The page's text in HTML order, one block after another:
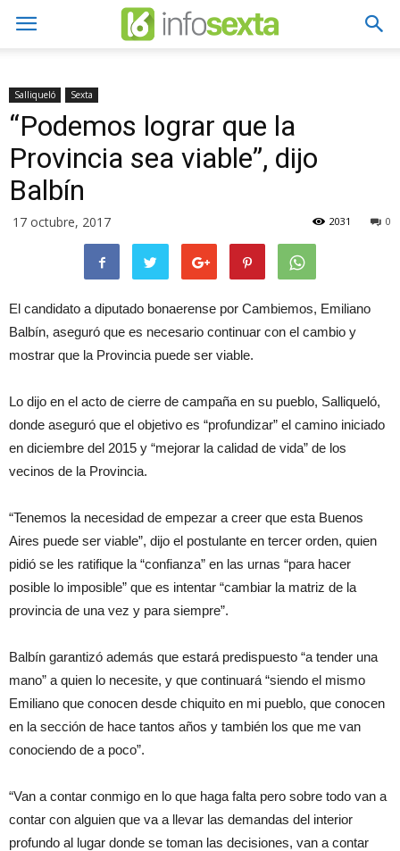
Salliqueló Sexta
“Podemos lograr que la
Provincia sea viable”, dijo
Balbín
17 octubre, 2017 0
2031
El candidato a diputado bonaerense por Cambiemos, Emiliano
Balbín, aseguró que es necesario continuar con el cambio y
mostrar que la Provincia puede ser viable.
Lo dijo en el acto de cierre de campaña en su pueblo, Salliqueló,
donde aseguró que el objetivo es “profundizar” el camino iniciado
en diciembre del 2015 y “mejorar la calidad de vida” de los
vecinos de la Provincia.
“Tenemos la necesidad de empezar a creer que esta Buenos
Aires puede ser viable”, dijo el postulante en tercer orden, quien
pidió se les ratifique la “confianza” en las urnas “para hacer
posible lo imposible” que es intentar “cambiar la matriz de la
provincia de una vez y para siempre”.
Balbín garantizó además que estará predispuesto “a tender una
mano” a quien lo necesite, y que continuará “siendo el mismo
Emiliano que conocen desde chiquito en mi pueblo, que conocen
en la sección de hace tantos años y también los que me van
conociendo de a poco”.
“Van a contar conmigo en lo que haga falta pero sobre todo van a
contar con alguien que va a llevar las demandas del interior
profundo al lugar donde se toman las decisiones, van a contar